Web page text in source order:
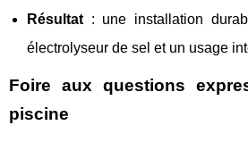
Résultat : une installation
électrolyseur de sel et un usage
Foire aux questions
piscine